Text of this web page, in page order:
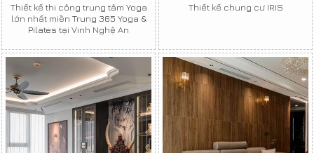
Thiết kế thi công trung tâm Yoga
lớn nhất miền Trung 365 Yoga &
Pilates tại Vinh Nghệ An
Thiết kế chung cư IRIS